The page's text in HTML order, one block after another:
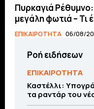
Πυρκαγιά Ρέθυμνο:
μεγάλη φωτιά – Τι
ΕΠΙΚΑΙΡΟΤΗΤΑ 06/08/
Ροή ειδήσεων
ΕΠΙΚΑΙΡΟΤΗΤΑ
Καστέλλι:
τα ραντάρ του